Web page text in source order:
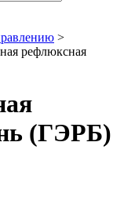
>
рефлюксная
(ГЭРБ)